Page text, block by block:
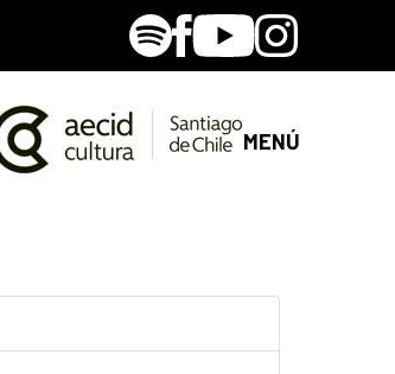
SpotifyFacebook
YoutubeInstagram
MENÚ